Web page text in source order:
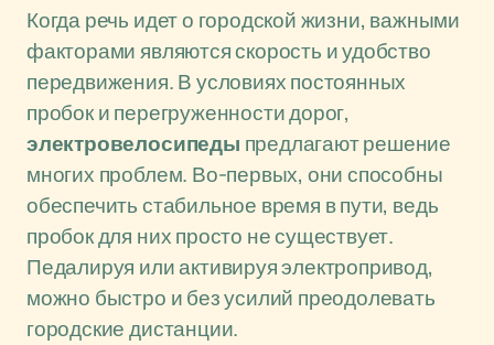
Когда речь идет о городской жизни, важными
факторами являются скорость и удобство
передвижения. В условиях постоянных
пробок и перегруженности дорог,
электровелосипеды предлагают решение
многих проблем. Во-первых, они способны
обеспечить стабильное время в пути, ведь
пробок для них просто не существует.
Педалируя или активируя электропривод,
можно быстро и без усилий преодолевать
городские дистанции.